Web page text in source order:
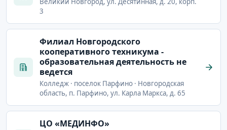
3
Филиал Новгородского
кооперативного техникума -
образовательная деятельность не
ведется
Колледж · поселок Парфино · Новгородская
область, п. Парфино, ул. Карла Маркса, д. 65
ЦО «МЕДИНФО»